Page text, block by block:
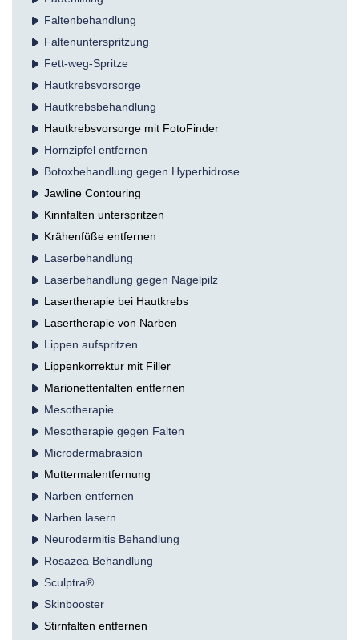
Falten­behandlung
Faltenunterspritzung
Fett-weg-Spritze
Hautkrebs­vorsorge
Hautkrebsbehandlung
Hautkrebsvorsorge mit FotoFinder
Hornzipfel entfernen
Botoxbehandlung gegen Hyperhidrose
Jawline Contouring
Kinnfalten unterspritzen
Krähenfüße entfernen
Laserbehandlung
Laserbehandlung gegen Nagelpilz
Lasertherapie bei Hautkrebs
Lasertherapie von Narben
Lippen aufspritzen
Lippenkorrektur mit Filler
Marionettenfalten entfernen
Mesotherapie
Mesotherapie gegen Falten
Microdermabrasion
Muttermalentfernung
Narben entfernen
Narben lasern
Neurodermitis Behandlung
Rosazea Behandlung
Sculptra®
Skinbooster
Stirnfalten entfernen